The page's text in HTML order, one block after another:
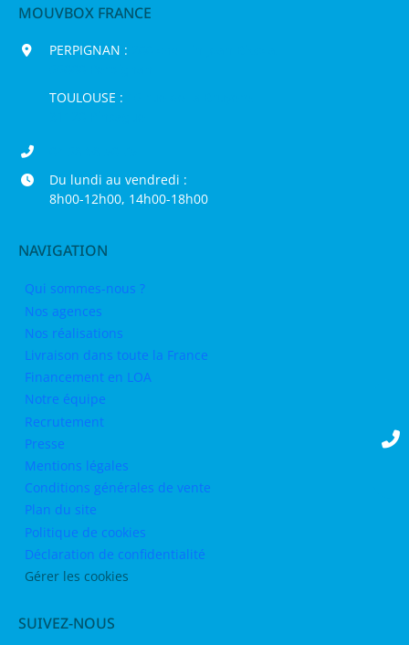
MOUVBOX FRANCE
PERPIGNAN :
TOULOUSE :
Du lundi au vendredi :
8h00-12h00, 14h00-18h00
NAVIGATION
Qui sommes-nous ?
Nos agences
Nos réalisations
Livraison dans toute la France
Financement en LOA
Notre équipe
Recrutement
Presse
Mentions légales
Conditions générales de vente
Plan du site
Politique de cookies
Déclaration de confidentialité
Gérer les cookies
SUIVEZ-NOUS